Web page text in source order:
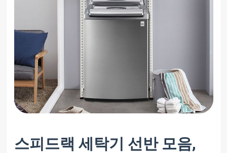
스피드랙 세탁기 선반 모음,